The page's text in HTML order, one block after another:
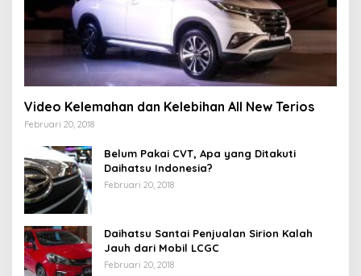
Video Kelemahan dan Kelebihan All New Terios
Februari 20, 2018
Belum Pakai CVT, Apa yang Ditakuti
Daihatsu Indonesia?
Februari 20, 2018
Daihatsu Santai Penjualan Sirion Kalah
Jauh dari Mobil LCGC
Februari 20, 2018